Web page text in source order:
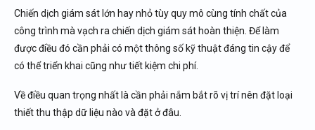
Chiến dịch giám sát lớn hay nhỏ tùy quy mô cùng tính chất của
công trình mà vạch ra chiến dịch giám sát hoàn thiện. Để làm
được điều đó cần phải có một thông số kỹ thuật đáng tin cậy để
có thể triển khai cũng như tiết kiệm chi phí.
Về điều quan trọng nhất là cần phải nắm bắt rõ vị trí nên đặt loại
thiết thu thập dữ liệu nào và đặt ở đâu.